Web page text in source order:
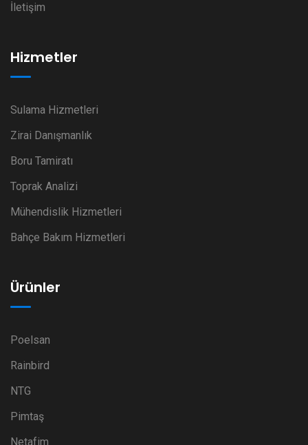
İletişim
Hizmetler
Sulama Hizmetleri
Zirai Danışmanlık
Boru Tamiratı
Toprak Analizi
Mühendislik Hizmetleri
Bahçe Bakım Hizmetleri
Ürünler
Poelsan
Rainbird
NTG
Pimtaş
Netafim